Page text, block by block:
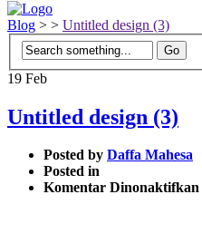
Blog > > Untitled design (3)
19 Feb
Untitled design (3)
Posted by Daffa Mahesa
Posted in
Komentar Dinonaktifkan